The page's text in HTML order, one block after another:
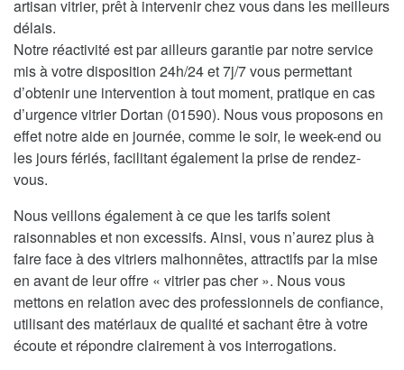
artisan vitrier, prêt à intervenir chez vous dans les meilleurs
délais.
Notre réactivité est par ailleurs garantie par notre service
mis à votre disposition 24h/24 et 7j/7 vous permettant
d’obtenir une intervention à tout moment, pratique en cas
d’urgence vitrier Dortan (01590). Nous vous proposons en
effet notre aide en journée, comme le soir, le week-end ou
les jours fériés, facilitant également la prise de rendez-
vous.
Nous veillons également à ce que les tarifs soient
raisonnables et non excessifs. Ainsi, vous n’aurez plus à
faire face à des vitriers malhonnêtes, attractifs par la mise
en avant de leur offre « vitrier pas cher ». Nous vous
mettons en relation avec des professionnels de confiance,
utilisant des matériaux de qualité et sachant être à votre
écoute et répondre clairement à vos interrogations.